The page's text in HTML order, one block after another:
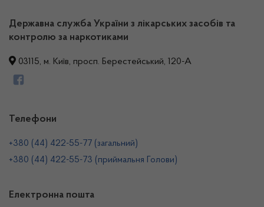
Державна служба України з лікарських засобів та
контролю за наркотиками
03115, м. Київ, просп. Берестейський, 120-А
Телефони
+380 (44) 422-55-77 (загальний)
+380 (44) 422-55-73 (приймальня Голови)
Електронна пошта